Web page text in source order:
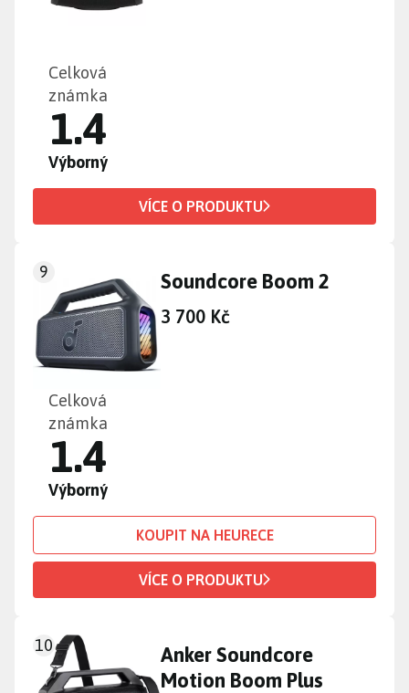
Celková
známka
1.4
Výborný
VÍCE O PRODUKTU
9 Soundcore Boom 2
3 700 Kč
Celková
známka
1.4
Výborný
KOUPIT NA HEURECE
VÍCE O PRODUKTU
10
Anker Soundcore
Motion Boom Plus